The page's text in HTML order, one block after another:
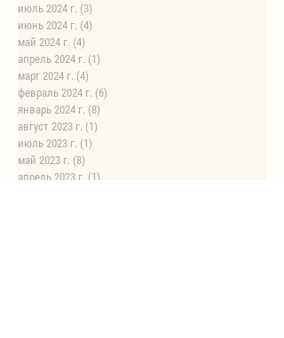
июль 2024 г. (3)
июнь 2024 г. (4)
май 2024 г. (4)
апрель 2024 г. (1)
март 2024 г. (4)
февраль 2024 г. (6)
январь 2024 г. (8)
август 2023 г. (1)
июль 2023 г. (1)
май 2023 г. (8)
апрель 2023 г. (1)